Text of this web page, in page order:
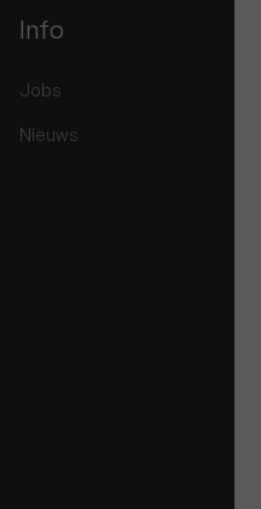
Info
Jobs
Nieuws